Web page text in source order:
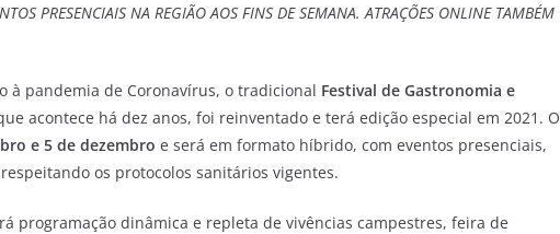
PRESENCIAIS NA REGIÃO AOS FINS DE SEMANA. ATRAÇÕES ONLINE TAMBÉM
à pandemia de Coronavírus, o tradicional Festival de Gastronomia e
acontece há dez anos, foi reinventado e terá edição especial em 2021. O
e 5 de dezembro e será em formato híbrido, com eventos presenciais,
os protocolos sanitários vigentes.
programação dinâmica e repleta de vivências campestres, feira de